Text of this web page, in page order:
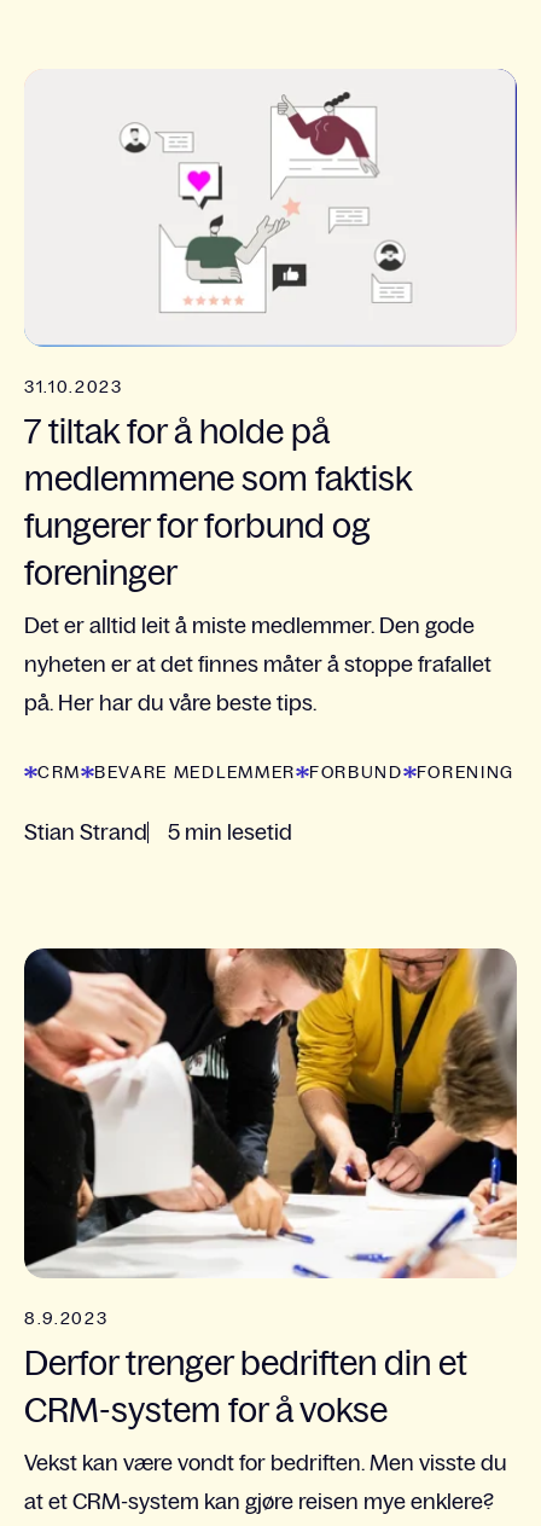
31.10.2023
7 tiltak for å holde på
medlemmene som faktisk
fungerer for forbund og
foreninger
Det er alltid leit å miste medlemmer. Den gode
nyheten er at det finnes måter å stoppe frafallet
på. Her har du våre beste tips.
CRM BEVARE MEDLEMMER FORBUND FORENING
Stian Strand 5 min lesetid
8.9.2023
Derfor trenger bedriften din et
CRM-system for å vokse
Vekst kan være vondt for bedriften. Men visste du
at et CRM-system kan gjøre reisen mye enklere?